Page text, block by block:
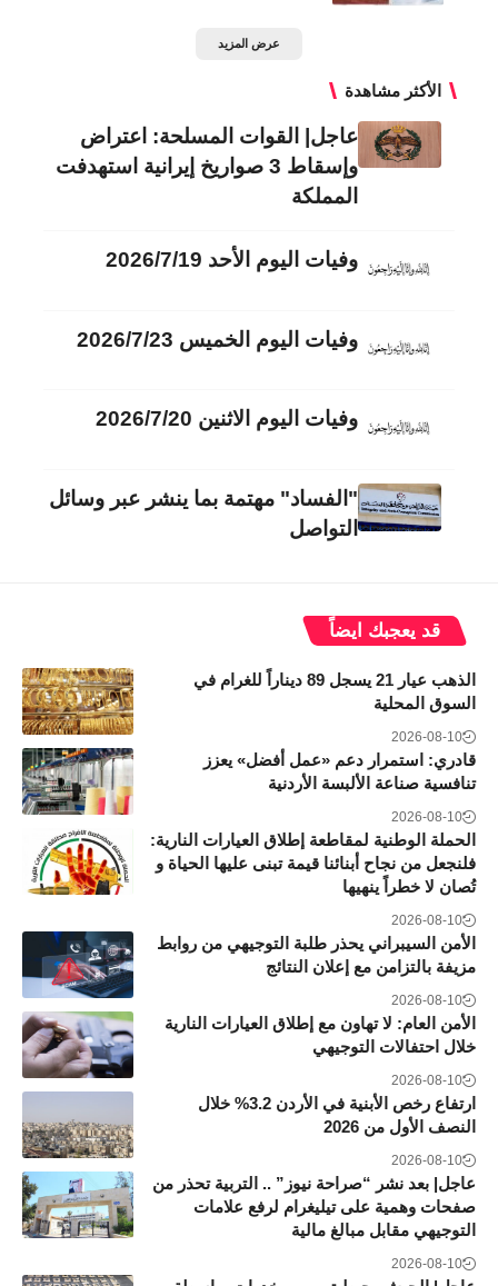
عرض المزيد
الأكثر مشاهدة
عاجل| القوات المسلحة: اعتراض
وإسقاط 3 صواريخ إيرانية استهدفت
المملكة
وفيات اليوم الأحد 2026/7/19
وفيات اليوم الخميس 2026/7/23
وفيات اليوم الاثنين 2026/7/20
"الفساد" مهتمة بما ينشر عبر وسائل
التواصل
قد يعجبك ايضاً
الذهب عيار 21 يسجل 89 ديناراً للغرام في
السوق المحلية
2026-08-10
قادري: استمرار دعم «عمل أفضل» يعزز
تنافسية صناعة الألبسة الأردنية
2026-08-10
الحملة الوطنية لمقاطعة إطلاق العيارات النارية:
فلنجعل من نجاح أبنائنا قيمة تبنى عليها الحياة و
تُصان لا خطراً ينهيها
2026-08-10
الأمن السيبراني يحذر طلبة التوجيهي من روابط
مزيفة بالتزامن مع إعلان النتائج
2026-08-10
الأمن العام: لا تهاون مع إطلاق العيارات النارية
خلال احتفالات التوجيهي
2026-08-10
ارتفاع رخص الأبنية في الأردن 3.2% خلال
النصف الأول من 2026
2026-08-10
عاجل| بعد نشر “صراحة نيوز” .. التربية تحذر من
صفحات وهمية على تيليغرام لرفع علامات
التوجيهي مقابل مبالغ مالية
2026-08-10